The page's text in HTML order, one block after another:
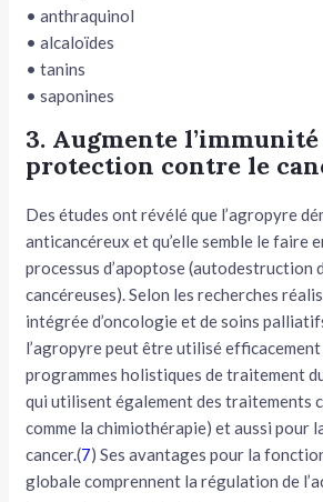
• anthraquinol
• alcaloïdes
• tanins
• saponines
3. Augmente
protection contre le
Des études ont révélé que l’agropyre
anticancéreux et qu’elle semble le faire
processus d’apoptose (autodestruction
cancéreuses). Selon les recherches
intégrée d’oncologie et de soins
l’agropyre peut être utilisé efficacement
programmes holistiques de traitement
qui utilisent également des traitements
comme la chimiothérapie) et aussi pour
cancer.(7) Ses avantages pour la
globale comprennent la régulation de